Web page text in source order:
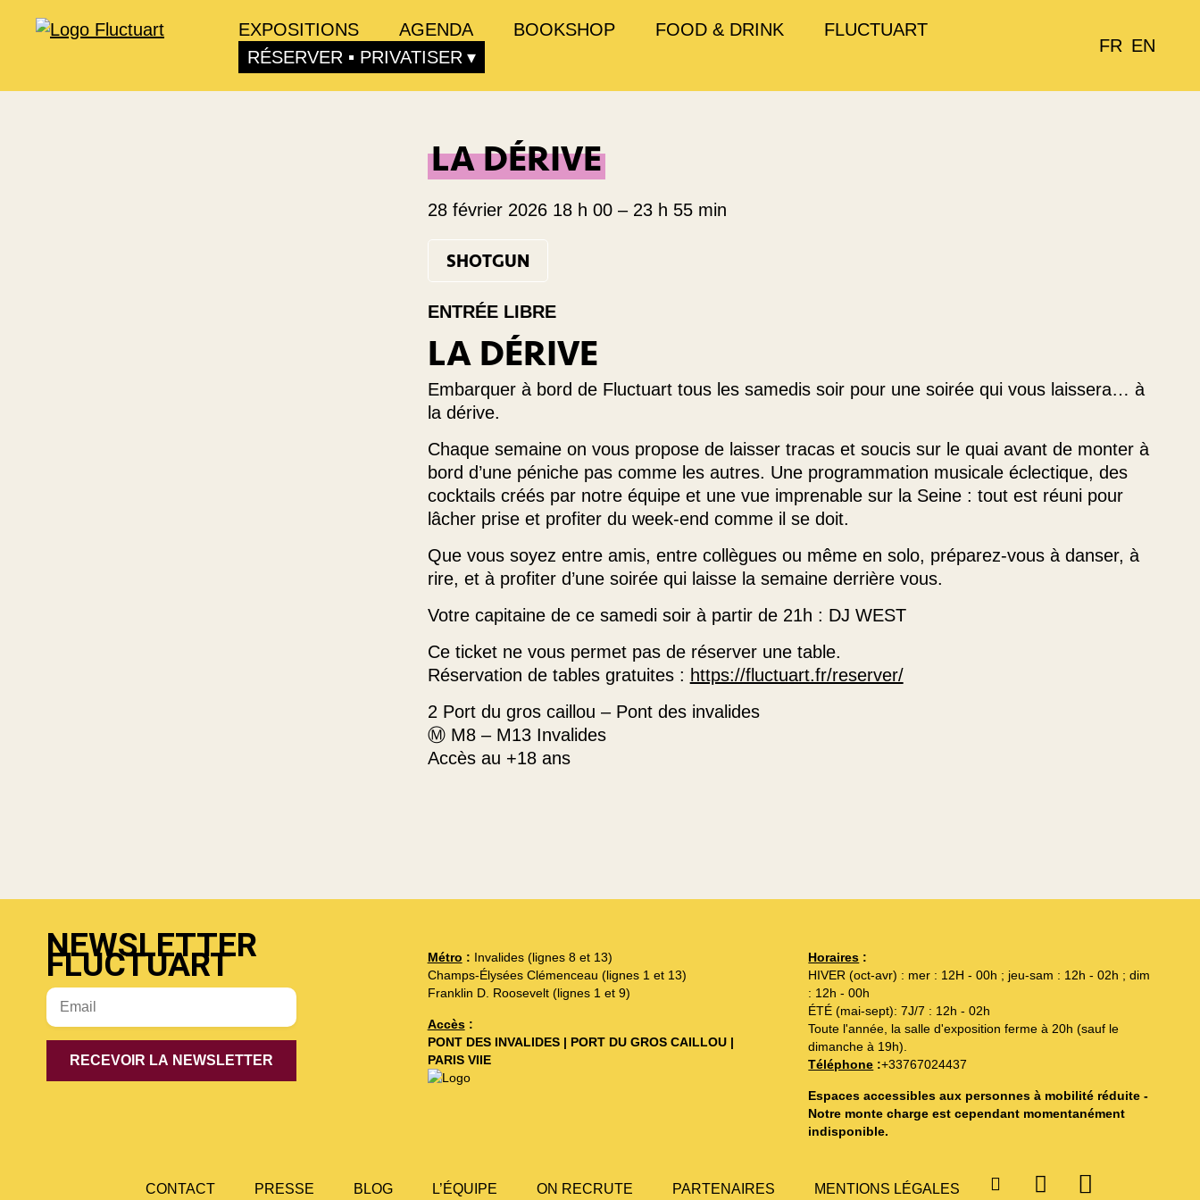
EXPOSITIONS AGENDA BOOKSHOP FOOD & DRINK
FLUCTUART
RÉSERVER ▪ PRIVATISER
FR EN
LA DÉRIVE
28 février 2026 18 h 00– 23 h 55 min
SHOTGUN
ENTRÉE LIBRE
LA DÉRIVE
Embarquer à bord de Fluctuart tous les samedis soir pour une soirée qui vous laissera… à
la dérive.
Chaque semaine on vous propose de laisser tracas et soucis sur le quai avant de monter à
bord d’une péniche pas comme les autres. Une programmation musicale éclectique, des
cocktails créés par notre équipe et une vue imprenable sur la Seine : tout est réuni pour
lâcher prise et profiter du week-end comme il se doit.
Que vous soyez entre amis, entre collègues ou même en solo, préparez-vous à danser, à
rire, et à profiter d’une soirée qui laisse la semaine derrière vous.
Votre capitaine de ce samedi soir à partir de 21h : DJ WEST
Ce ticket ne vous permet pas de réserver une table.
Réservation de tables gratuites : https://fluctuart.fr/reserver/
2 Port du gros caillou – Pont des invalides
Ⓜ️ M8 – M13 Invalides
Accès au +18 ans
NEWSLETTER
FLUCTUART Métro : Invalides (lignes 8 et 13)
Champs-Élysées Clémenceau (lignes 1 et 13)
Franklin D. Roosevelt (lignes 1 et 9)
Accès:
PONT DES INVALIDES | PORT DU GROS CAILLOU |
PARIS VIIE
Horaires :
HIVER (oct-avr) : mer : 12H - 00h ; jeu-sam : 12h - 02h ; dim
: 12h - 00h
ÉTÉ (mai-sept): 7J/7 : 12h - 02h
Toute l'année, la salle d'exposition ferme à 20h (sauf le
dimanche à 19h).
Téléphone :+33767024437
Espaces accessibles aux personnes à mobilité réduite -
Notre monte charge est cependant momentanément
indisponible.
CONTACT PRESSE BLOG L’ÉQUIPE ON RECRUTE PARTENAIRES MENTIONS LÉGALES